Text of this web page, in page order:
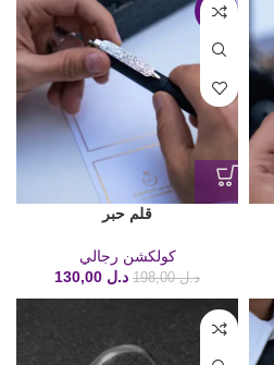
-34%
قلم حبر
كولكشن رجالي
د.ل198,00 د.ل